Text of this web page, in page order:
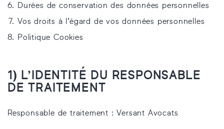
Durées de conservation des données personnelles
Vos droits à l’égard de vos données personnelles
Politique Cookies
1) L’IDENTITÉ DU RESPONSABLE
DE TRAITEMENT
Responsable de traitement : Versant Avocats